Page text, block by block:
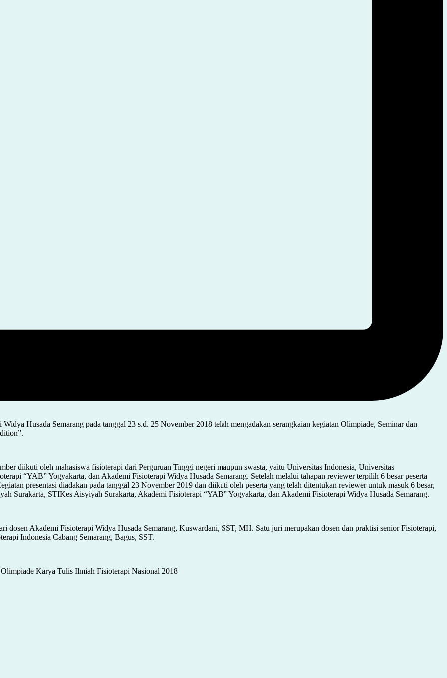
Husada Semarang pada tanggal 23 s.d. 25 November 2018 telah mengadakan serangkaian kegiatan Olimpiade, Seminar dan
diikuti oleh mahasiswa fisioterapi dari Perguruan Tinggi negeri maupun swasta, yaitu Universitas Indonesia, Universitas
“YAB” Yogyakarta, dan Akademi Fisioterapi Widya Husada Semarang. Setelah melalui tahapan reviewer terpilih 6 besar peserta
presentasi diadakan pada tanggal 23 November 2019 dan diikuti oleh peserta yang telah ditentukan reviewer untuk masuk 6 besar,
Surakarta, STIKes Aisyiyah Surakarta, Akademi Fisioterapi “YAB” Yogyakarta, dan Akademi Fisioterapi Widya Husada Semarang.
dosen Akademi Fisioterapi Widya Husada Semarang, Kuswardani, SST, MH. Satu juri merupakan dosen dan praktisi senior Fisioterapi,
Indonesia Cabang Semarang, Bagus, SST.
Olimpiade Karya Tulis Ilmiah Fisioterapi Nasional 2018